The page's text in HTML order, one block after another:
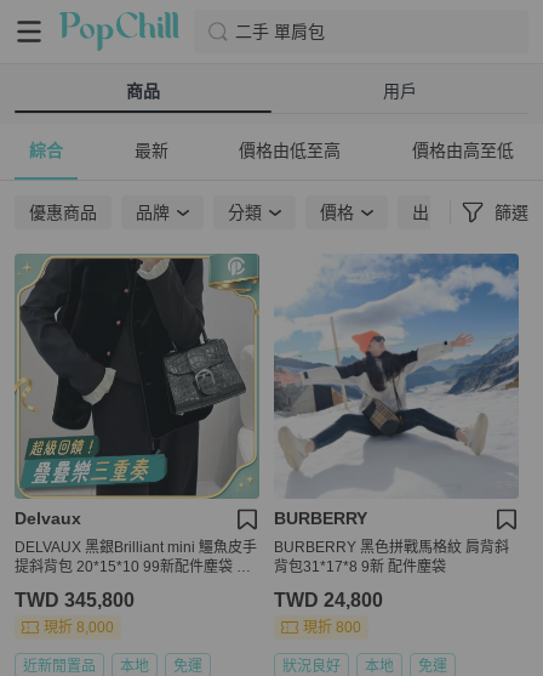
二手 單肩包
商品 用戶
綜合 最新 價格由低至高 價格由高至低
優惠商品 品牌 分類 價格 出貨地點 篩選
Delvaux
DELVAUX 黑銀Brilliant mini 鱷魚皮手
提斜背包 20*15*10 99新配件塵袋 鏡
TWD 345,800
現折 8,000
近新閒置品 本地 免運
BURBERRY
BURBERRY 黑色拼戰馬格紋 肩背斜
背包31*17*8 9新 配件塵袋
TWD 24,800
現折 800
狀況良好 本地 免運